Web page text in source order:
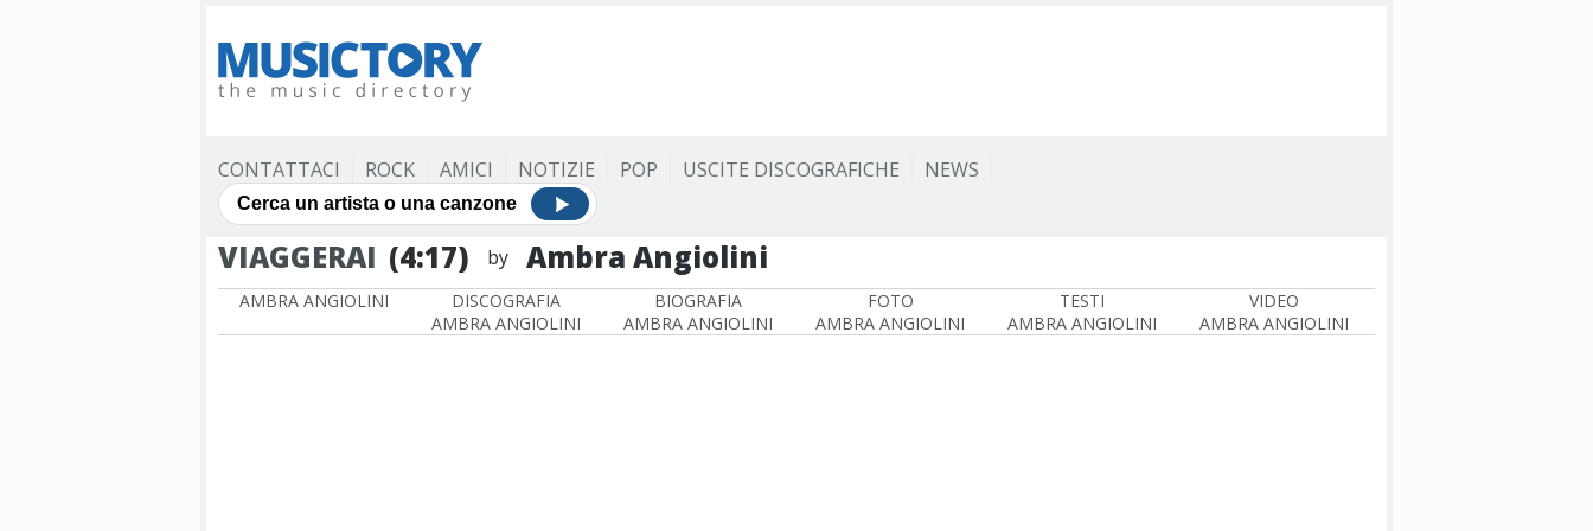
CONTATTACI ROCK AMICI NOTIZIE POP USCITE DISCOGRAFICHE NEWS
VIAGGERAI (4:17) by Ambra Angiolini
AMBRA ANGIOLINI
DISCOGRAFIA
AMBRA ANGIOLINI
BIOGRAFIA
AMBRA ANGIOLINI
FOTO
AMBRA ANGIOLINI
TESTI
AMBRA ANGIOLINI
VIDEO
AMBRA ANGIOLINI